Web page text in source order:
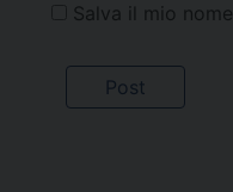
Salva il mio